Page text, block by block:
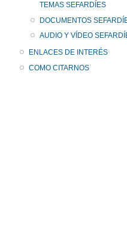
TEMAS SEFARDÍES
DOCUMENTOS
AUDIO Y VÍDEO
ENLACES DE INTERÉS
COMO CITARNOS